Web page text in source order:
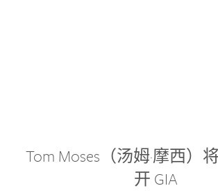
Tom Moses（汤姆·摩西）
开 GIA